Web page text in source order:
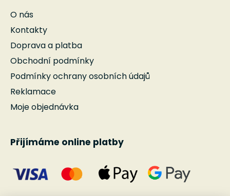
O nás
Kontakty
Doprava a platba
Obchodní podmínky
Podmínky ochrany osobních údajů
Reklamace
Moje objednávka
Přijímáme online platby